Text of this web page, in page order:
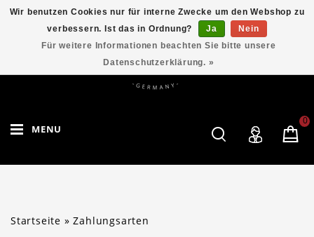
MENU
0
Startseite »Zahlungsarten
Wir benutzen Cookies nur für interne Zwecke um den Webshop zu
verbessern. Ist das in Ordnung?
Ja
Nein
Für weitere Informationen beachten Sie bitte unsere
Datenschutzerklärung. »